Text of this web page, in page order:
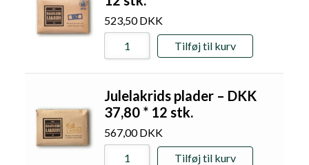
523,50DKK
Tilføj til kurv
Julelakrids plader – DKK
37,80 * 12 stk.
567,00DKK
Tilføj til kurv